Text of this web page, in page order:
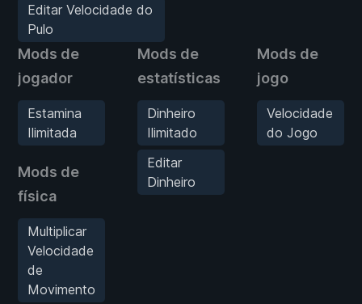
Editar Velocidade do
Pulo
Mods de
jogador
Estamina
Ilimitada
Mods de
física
Multiplicar
Velocidade
de
Movimento
Mods de
estatísticas
Dinheiro
Ilimitado
Editar
Dinheiro
Mods de
jogo
Velocidade
do Jogo